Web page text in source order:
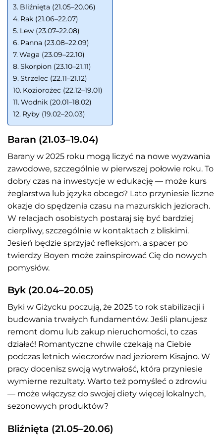
Bliźnięta (21.05–20.06)
Rak (21.06–22.07)
Lew (23.07–22.08)
Panna (23.08–22.09)
Waga (23.09–22.10)
Skorpion (23.10–21.11)
Strzelec (22.11–21.12)
Koziorożec (22.12–19.01)
Wodnik (20.01–18.02)
Ryby (19.02–20.03)
Baran (21.03–19.04)
Barany w 2025 roku mogą liczyć na nowe wyzwania
zawodowe, szczególnie w pierwszej połowie roku. To
dobry czas na inwestycje w edukację — może kurs
żeglarstwa lub języka obcego? Lato przyniesie liczne
okazje do spędzenia czasu na mazurskich jeziorach.
W relacjach osobistych postaraj się być bardziej
cierpliwy, szczególnie w kontaktach z bliskimi.
Jesień będzie sprzyjać refleksjom, a spacer po
twierdzy Boyen może zainspirować Cię do nowych
pomysłów.
Byk (20.04–20.05)
Byki w Giżycku poczują, że 2025 to rok stabilizacji i
budowania trwałych fundamentów. Jeśli planujesz
remont domu lub zakup nieruchomości, to czas
działać! Romantyczne chwile czekają na Ciebie
podczas letnich wieczorów nad jeziorem Kisajno. W
pracy docenisz swoją wytrwałość, która przyniesie
wymierne rezultaty. Warto też pomyśleć o zdrowiu
— może włączysz do swojej diety więcej lokalnych,
sezonowych produktów?
Bliźnięta (21.05–20.06)